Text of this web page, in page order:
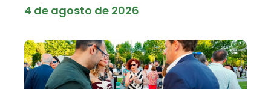
4 de agosto de 2026